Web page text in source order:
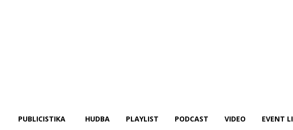
PUBLICISTIKA HUDBA PLAYLIST PODCAST VIDEO EVENT